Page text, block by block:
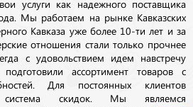
услуги как надежного поставщика
Мы работаем на рынке Кавказских
Кавказа уже более 10-ти лет и за
отношения стали только прочнее
с удовольствием идем навстречу
ассортимент товаров с
Для постоянных клиентов
система скидок. Мы являемся